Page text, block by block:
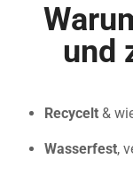
und
Recycelt&
Wasserfest,